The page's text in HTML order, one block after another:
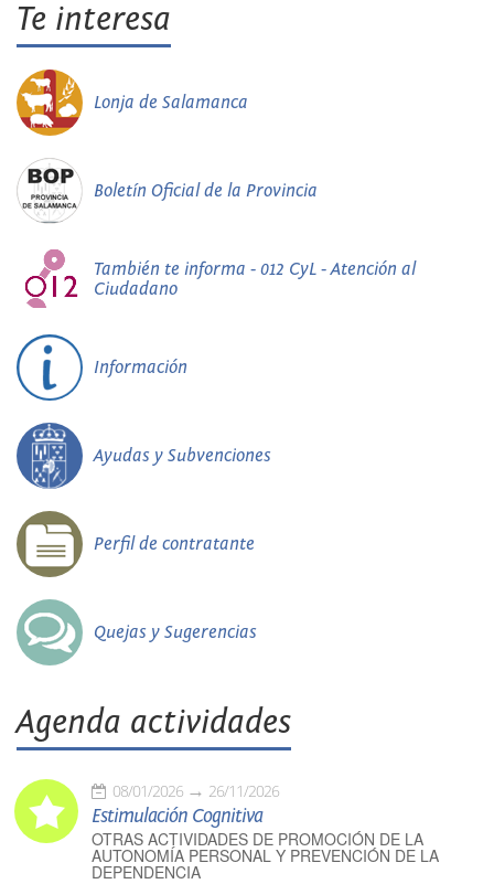
Te interesa
Lonja de Salamanca
Boletín Oficial de la Provincia
También te informa - 012 CyL - Atención al
Ciudadano
Información
Ayudas y Subvenciones
Perfil de contratante
Quejas y Sugerencias
Agenda actividades
08/01/2026 26/11/2026
Estimulación Cognitiva
OTRAS ACTIVIDADES DE PROMOCIÓN DE LA
AUTONOMÍA PERSONAL Y PREVENCIÓN DE LA
DEPENDENCIA